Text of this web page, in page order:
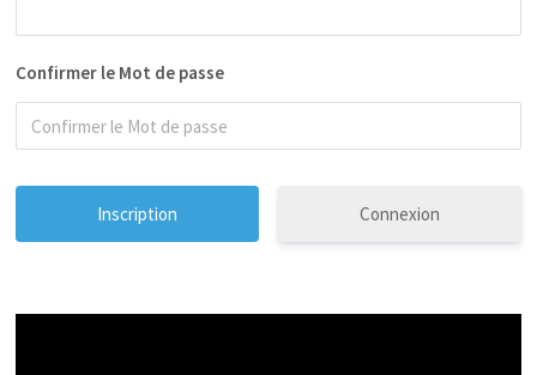
Confirmer le Mot de passe
Connexion